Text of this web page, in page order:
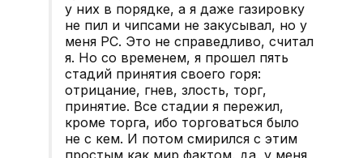
у них в порядке, а я даже газировку
не пил и чипсами не закусывал, но у
меня РС. Это не справедливо, считал
я. Но со временем, я прошел пять
стадий принятия своего горя:
отрицание, гнев, злость, торг,
принятие. Все стадии я пережил,
кроме торга, ибо торговаться было
не с кем. И потом смирился с этим
простым как мир фактом, да, у меня